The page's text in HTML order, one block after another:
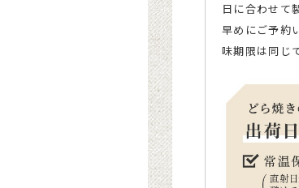
日に合わせて
早めにご予約
味期限は同じ